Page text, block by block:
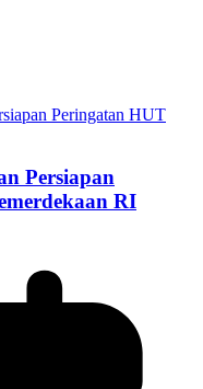
Persiapan
RI